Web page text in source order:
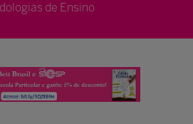
de Ensino